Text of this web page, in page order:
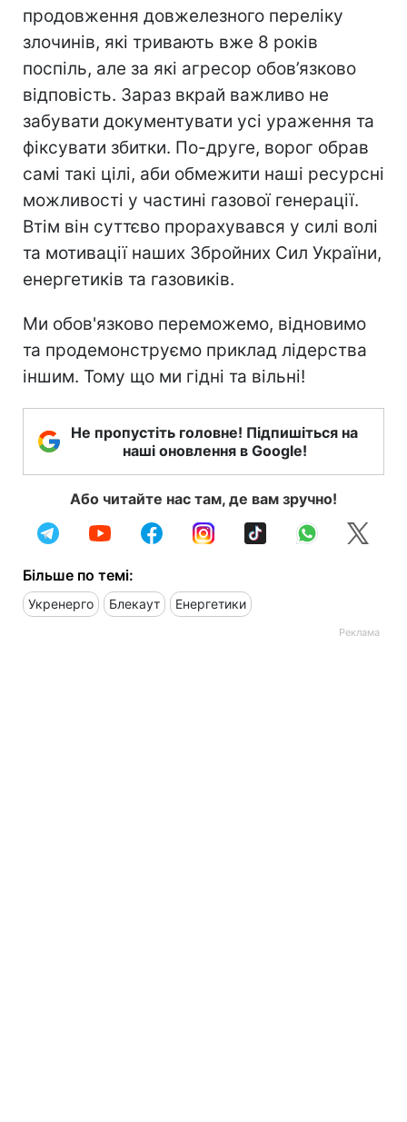
продовження довжелезного переліку
злочинів, які тривають вже 8 років
поспіль, але за які агресор обов’язково
відповість. Зараз вкрай важливо не
забувати документувати усі ураження та
фіксувати збитки. По-друге, ворог обрав
самі такі цілі, аби обмежити наші ресурсні
можливості у частині газової генерації.
Втім він суттєво прорахувався у силі волі
та мотивації наших Збройних Сил України,
енергетиків та газовиків.
Ми обов'язково переможемо, відновимо
та продемонструємо приклад лідерства
іншим. Тому що ми гідні та вільні!
Не пропустіть головне! Підпишіться на
наші оновлення в Google!
Або читайте нас там, де вам зручно!
Більше по темі:
Укренерго Блекаут Енергетики